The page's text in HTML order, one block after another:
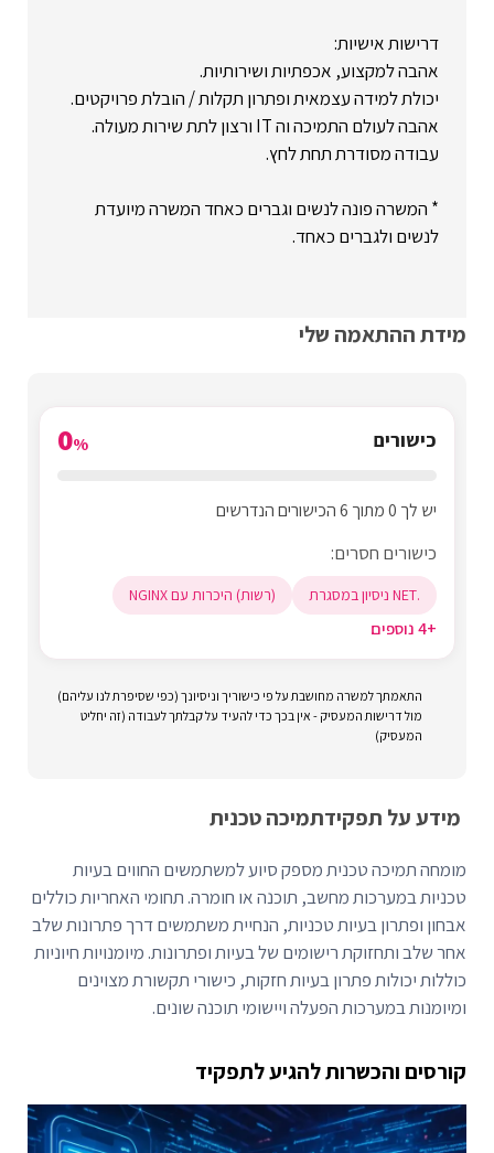
דרישות אישיות:
אהבה למקצוע, אכפתיות ושירותיות.
יכולת למידה עצמאית ופתרון תקלות / הובלת פרויקטים.
אהבה לעולם התמיכה וה IT ורצון לתת שירות מעולה.
עבודה מסודרת תחת לחץ.
* המשרה פונה לנשים וגברים כאחד המשרה מיועדת
לנשים ולגברים כאחד.
מידת ההתאמה שלי
כישורים 0%
יש לך 0 מתוך 6 הכישורים הנדרשים
כישורים חסרים:
.NET ניסיון במסגרת (רשות) היכרות עם NGINX
+4 נוספים
התאמתך למשרה מחושבת על פי כישוריך וניסיונך (כפי שסיפרת לנו עליהם)
מול דרישות המעסיק - אין בכך כדי להעיד על קבלתך לעבודה (זה יחליט
המעסיק)
מידע על תפקידתמיכה טכנית
מומחה תמיכה טכנית מספק סיוע למשתמשים החווים בעיות
טכניות במערכות מחשב, תוכנה או חומרה. תחומי האחריות כוללים
אבחון ופתרון בעיות טכניות, הנחיית משתמשים דרך פתרונות שלב
אחר שלב ותחזוקת רישומים של בעיות ופתרונות. מיומנויות חיוניות
כוללות יכולות פתרון בעיות חזקות, כישורי תקשורת מצוינים
ומיומנות במערכות הפעלה ויישומי תוכנה שונים.
קורסים והכשרות להגיע לתפקיד